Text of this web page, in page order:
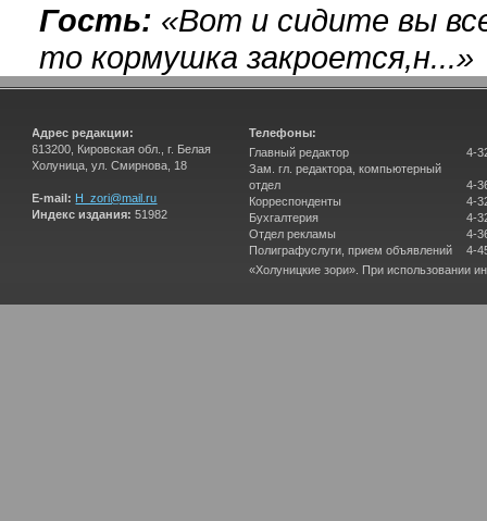
Гость: «Вот и сидите вы
то кормушка закроется,н...»
Адрес редакции:
613200, Кировская обл., г. Белая
Холуница, ул. Смирнова, 18
E-mail: H_zori@mail.ru
Индекс издания: 51982
Телефоны:
Главный редактор
Зам. гл. редактора, компьютерный
отдел
Корреспонденты
Бухгалтерия
Отдел рекламы
Полиграфуслуги, прием объявлений
4-
4-
4-
4-
4-
4-
«Холуницкие зори». При использовании